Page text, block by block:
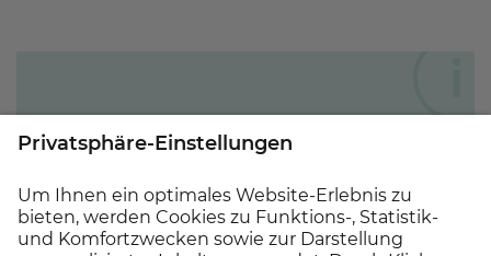
Ihre Ansprechperson
Fragen zur ausgeschriebenen Stelle
beantwortet Ihnen gerneMauren Fluess,